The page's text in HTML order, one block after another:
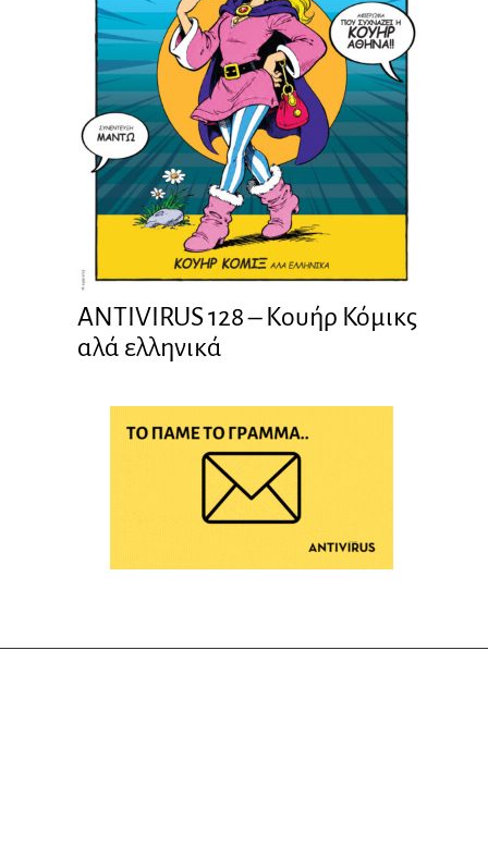
ANTIVIRUS 128 – Kουήρ Κόμικς
αλά ελληνικά